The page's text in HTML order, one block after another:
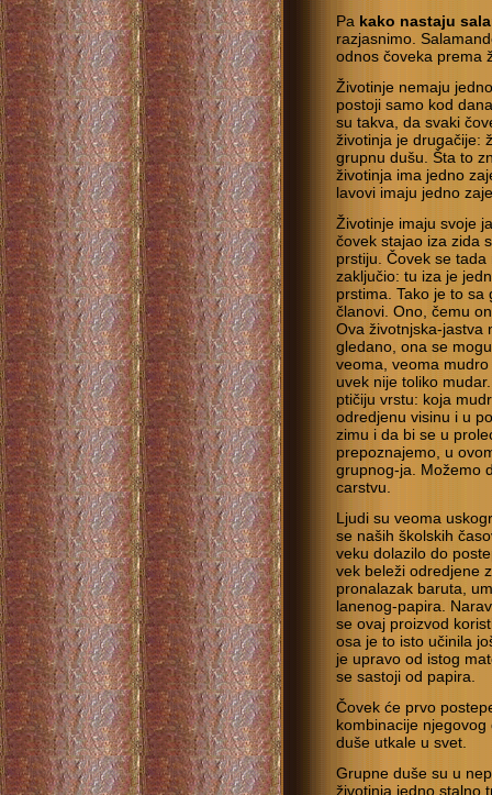
Pa kako nastaju
razjasnimo.
odnos čoveka prema
Životinje nemaju
postoji samo kod
su takva, da svaki
životinja je drugačije:
grupnu dušu. Šta to
životinja ima jedno
lavovi imaju jedno
Životinje imaju svoje
čovek stajao iza zida
prstiju. Čovek se
zaključio: tu iza je
prstima. Tako je to
članovi. Ono, čemu
Ova životnjska-jastva
gledano, ona se
veoma, veoma
uvek nije toliko
ptičiju vrstu: koja
odredjenu visinu i u
zimu i da bi se u
prepoznajemo, u
grupnog-ja. Možemo
carstvu.
Ljudi su veoma
se naših školskih
veku dolazilo do
vek beleži odredjene
pronalazak baruta,
lanenog-papira.
se ovaj proizvod
osa je to isto učinila
je upravo od istog
se sastoji od papira.
Čovek će prvo
kombinacije
duše utkale u svet.
Grupne duše su u
životinja jedno stalno